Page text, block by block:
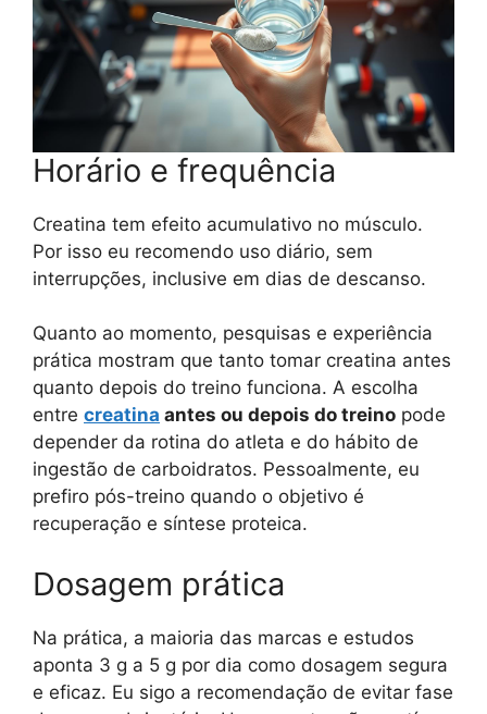
Horário e frequência
Creatina tem efeito acumulativo no músculo.
Por isso eu recomendo uso diário, sem
interrupções, inclusive em dias de descanso.
Quanto ao momento, pesquisas e experiência
prática mostram que tanto tomar creatina antes
quanto depois do treino funciona. A escolha
entre creatina antes ou depois do treino pode
depender da rotina do atleta e do hábito de
ingestão de carboidratos. Pessoalmente, eu
prefiro pós-treino quando o objetivo é
recuperação e síntese proteica.
Dosagem prática
Na prática, a maioria das marcas e estudos
aponta 3 g a 5 g por dia como dosagem segura
e eficaz. Eu sigo a recomendação de evitar fase